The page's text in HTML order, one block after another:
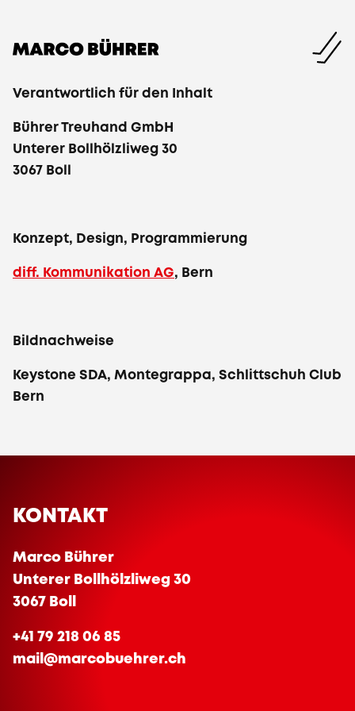
Verantwortlich für den Inhalt
Bührer Treuhand GmbH
Unterer Bollhölzliweg 30
3067 Boll
Konzept, Design, Programmierung
diff. Kommunikation AG, Bern
Bildnachweise
Keystone SDA, Montegrappa, Schlittschuh Club
Bern
KONTAKT
Marco Bührer
Unterer Bollhölzliweg 30
3067 Boll
+41 79 218 06 85
mail@marcobuehrer.ch